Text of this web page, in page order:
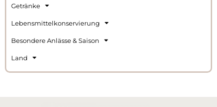
Getränke
Lebensmittelkonservierung
Besondere Anlässe & Saison
Land